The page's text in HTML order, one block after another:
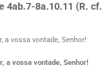
4ab.7-8a.10.11 (R. cf.
a vossa vontade, Senhor!
a vossa vontade, Senhor!